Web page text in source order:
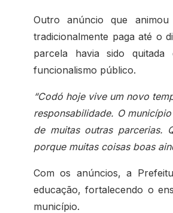
Outro anúncio que
tradicionalmente paga até o
parcela havia sido quitada
funcionalismo público.
“Codó hoje vive um novo
responsabilidade. O
de muitas outras parcerias.
porque muitas coisas boas
Com os anúncios, a
educação, fortalecendo o
município.